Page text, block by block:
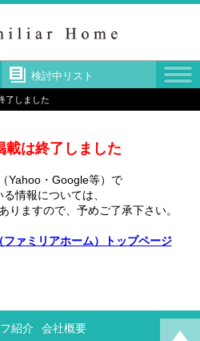
検討中リスト
了しました
載は終了しました
Yahoo・Google等）で
情報については、
りますので、 予めご了承下さい。
ァミリアホーム）トップページ
紹介
会社概要